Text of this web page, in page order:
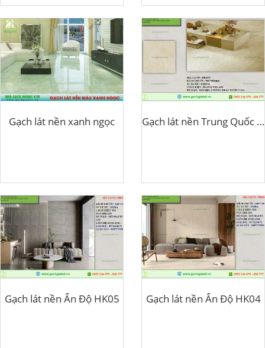
Gạch lát nền xanh ngọc Gạch lát nền Trung Quốc HK52Y
Gạch lát nền Ấn Độ HK05 Gạch lát nền Ấn Độ HK04